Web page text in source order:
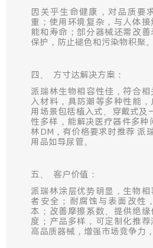
因关乎生命健康，对品质要
重；使用环境复杂，与人体
能和寿命；部分器械还需改
保护，防止褪色和污染物积聚。
四、 方寸达解决方案：
派瑞林生物相容性佳，符合
入材料，具防潮等多种性能
用场景包括植入式、穿戴式
性多样，能解决医疗器件多
林DM，有价格要求时推荐 派
用品如导尿管。
五、 客户价值：
派瑞林涂层优势明显，生物
者安全；耐腐蚀与表面改性
本；改善摩擦系数、提供绝
度；产品多样，可定制化推
高品质器械，增强市场竞争力